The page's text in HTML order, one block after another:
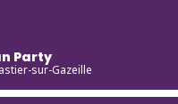
Party
sur-Gazeille